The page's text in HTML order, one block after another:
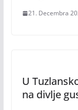
21. Decembra
U
na divlje